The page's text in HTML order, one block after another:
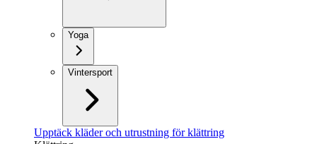
Yoga
Vintersport
Upptäck kläder och utrustning för klättring